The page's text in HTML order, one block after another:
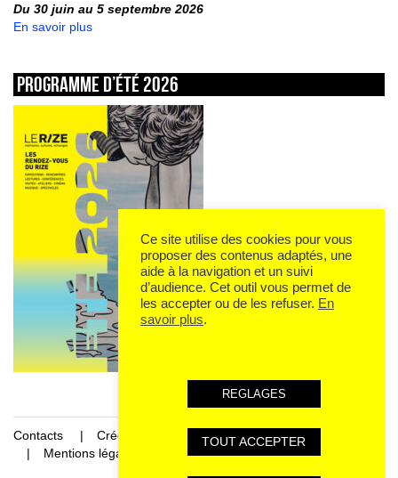
Du 30 juin au 5 septembre 2026
En savoir plus
Programme d’été 2026
Contacts
Crédits
Mentions légales et données personnelles
Ce site utilise des cookies pour vous
proposer des contenus adaptés, une
aide à la navigation et un suivi
d’audience. Cet outil vous permet de
les accepter ou de les refuser. En
savoir plus.
REGLAGES
TOUT ACCEPTER